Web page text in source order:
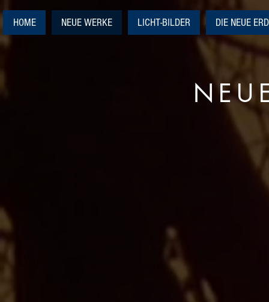
HOME NEUE WERKE LICHT-BILDER DIE NEUE